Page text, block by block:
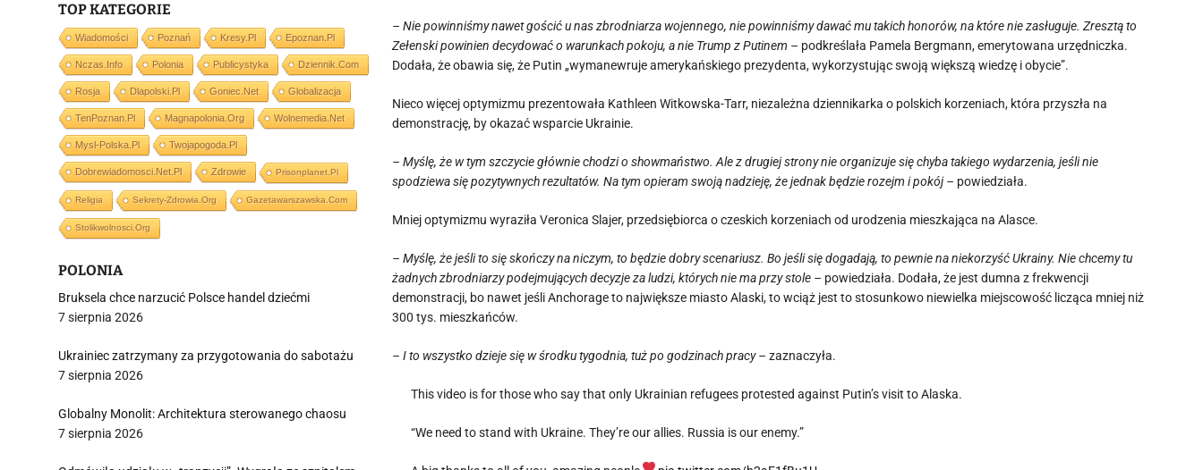
– Nie powinniśmy nawet gościć u nas zbrodniarza wojennego, nie powinniśmy dawać mu takich honorów, na które nie zasługuje. Zresztą to
Zełenski powinien decydować o warunkach pokoju, a nie Trump z Putinem – podkreślała Pamela Bergmann, emerytowana urzędniczka.
Dodała, że obawia się, że Putin „wymanewruje amerykańskiego prezydenta, wykorzystując swoją większą wiedzę i obycie”.
Nieco więcej optymizmu prezentowała Kathleen Witkowska-Tarr, niezależna dziennikarka o polskich korzeniach, która przyszła na
demonstrację, by okazać wsparcie Ukrainie.
– Myślę, że w tym szczycie głównie chodzi o showmaństwo. Ale z drugiej strony nie organizuje się chyba takiego wydarzenia, jeśli nie
spodziewa się pozytywnych rezultatów. Na tym opieram swoją nadzieję, że jednak będzie rozejm i pokój – powiedziała.
Mniej optymizmu wyraziła Veronica Slajer, przedsiębiorca o czeskich korzeniach od urodzenia mieszkająca na Alasce.
– Myślę, że jeśli to się skończy na niczym, to będzie dobry scenariusz. Bo jeśli się dogadają, to pewnie na niekorzyść Ukrainy. Nie chcemy tu
żadnych zbrodniarzy podejmujących decyzje za ludzi, których nie ma przy stole – powiedziała. Dodała, że jest dumna z frekwencji
demonstracji, bo nawet jeśli Anchorage to największe miasto Alaski, to wciąż jest to stosunkowo niewielka miejscowość licząca mniej niż
300 tys. mieszkańców.
– I to wszystko dzieje się w środku tygodnia, tuż po godzinach pracy – zaznaczyła.
This video is for those who say that only Ukrainian refugees protested against Putin’s visit to Alaska.
“We need to stand with Ukraine. They’re our allies. Russia is our enemy.”
TOP KATEGORIE
Wiadomości Poznań Kresy.pl Epoznan.pl
Nczas.info Polonia Publicystyka Dziennik.com
Rosja Dlapolski.pl Goniec.net Globalizacja
TenPoznan.pl Magnapolonia.org Wolnemedia.net
Mysl-Polska.pl Twojapogoda.pl
Dobrewiadomosci.net.pl Zdrowie Prisonplanet.pl
Religia Sekrety-Zdrowia.org Gazetawarszawska.com
Stolikwolnosci.org
POLONIA
Bruksela chce narzucić Polsce handel dziećmi
7 sierpnia 2026
Ukrainiec zatrzymany za przygotowania do sabotażu
7 sierpnia 2026
Globalny Monolit: Architektura sterowanego chaosu
7 sierpnia 2026